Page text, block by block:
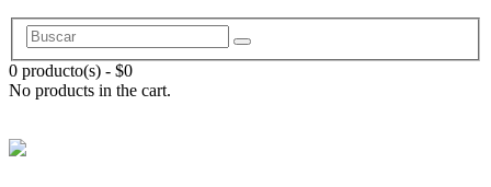
0 producto(s) - $0
No products in the cart.